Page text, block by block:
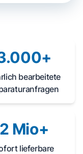
bearbeitete
2 Mio+
lieferbare